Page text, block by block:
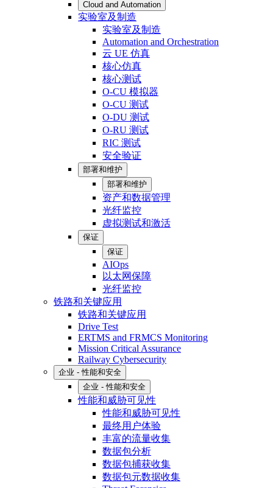
Cloud and Automation
实验室及制造
实验室及制造
Automation and Orchestration
云 UE 仿真
核心仿真
核心测试
O-CU 模拟器
O-CU 测试
O-DU 测试
O-RU 测试
RIC 测试
安全验证
部署和维护
部署和维护
资产和数据管理
光纤监控
虚拟测试和激活
保证
保证
AIOps
以太网保障
光纤监控
铁路和关键应用
铁路和关键应用
Drive Test
ERTMS and FRMCS Monitoring
Mission Critical Assurance
Railway Cybersecurity
企业 - 性能和安全
企业 - 性能和安全
性能和威胁可见性
性能和威胁可见性
最终用户体验
丰富的流量收集
数据包分析
数据包捕获收集
数据包元数据收集